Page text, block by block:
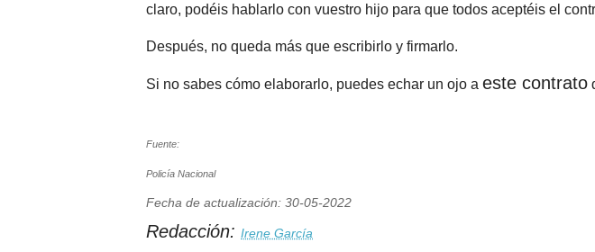
claro, podéis hablarlo con vuestro hijo para que todos aceptéis el
Después, no queda más que escribirlo y firmarlo.
Si no sabes cómo elaborarlo, puedes echar un ojo a este contrato
Fuente:
Policía Nacional
Fecha de actualización: 30-05-2022
Redacción: Irene García